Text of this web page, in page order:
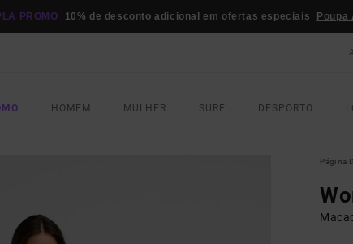
PROMO 10% de desconto adicional em ofertas especiais Poupa
HOMEM MULHER SURF DESPORTO
Página